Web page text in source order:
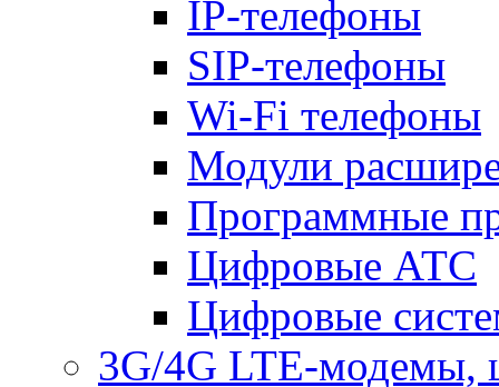
IP-телефоны
SIP-телефоны
Wi-Fi телефоны
Модули
Программные
Цифровые АТС
Цифровые
3G/4G LTE-модемы,